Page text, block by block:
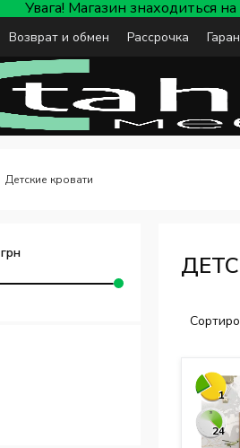
Увага! Магазин знаходиться
Возврат и обмен Рассрочка
Детские кровати
грн
1
24